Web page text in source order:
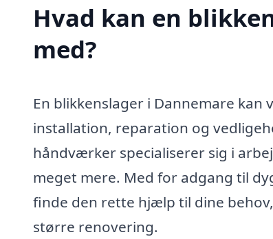
Hvad kan en
med?
En blikkenslager i Dannemare
installation, reparation og
håndværker specialiserer sig i
meget mere. Med for adgang til
finde den rette hjælp til dine
større renovering.